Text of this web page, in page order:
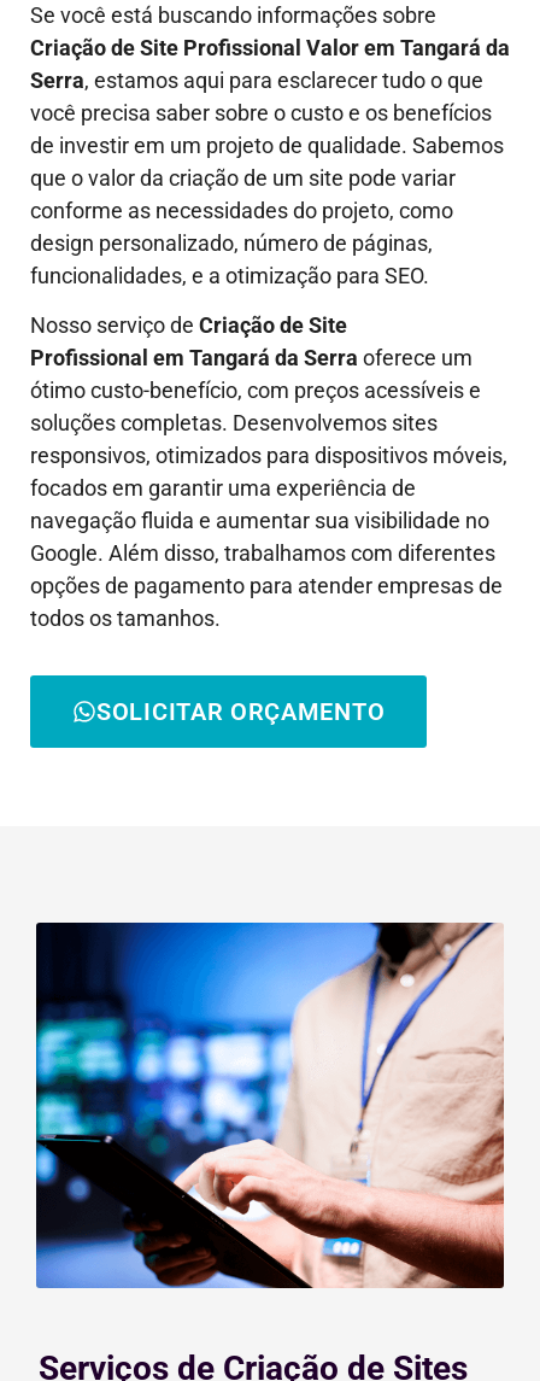
Se você está buscando informações sobre
Criação de Site Profissional Valor em Tangará da
Serra, estamos aqui para esclarecer tudo o que
você precisa saber sobre o custo e os benefícios
de investir em um projeto de qualidade. Sabemos
que o valor da criação de um site pode variar
conforme as necessidades do projeto, como
design personalizado, número de páginas,
funcionalidades, e a otimização para SEO.
Nosso serviço de Criação de Site
Profissional em Tangará da Serra oferece um
ótimo custo-benefício, com preços acessíveis e
soluções completas. Desenvolvemos sites
responsivos, otimizados para dispositivos móveis,
focados em garantir uma experiência de
navegação fluida e aumentar sua visibilidade no
Google. Além disso, trabalhamos com diferentes
opções de pagamento para atender empresas de
todos os tamanhos.
SOLICITAR ORÇAMENTO
Serviços de Criação de Sites